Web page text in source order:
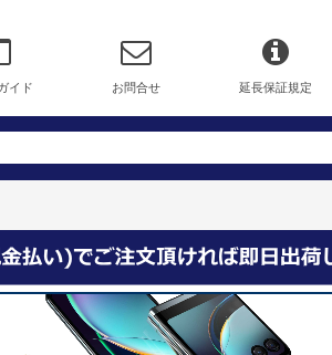
イド お問合せ 延長保証規定